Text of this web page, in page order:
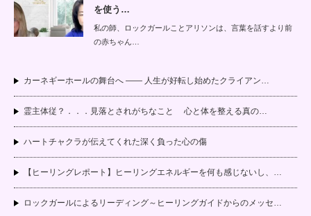
を使う…
私の師、ロックガールことアリソンは、言葉を話すより前
の赤ちゃん…
カーネギーホールの舞台へ —— 人生が好転し始めたクライアン…
霊主体従？．．．見落とされがちなこと 心と体を整える真の…
ハートチャクラが伝えてくれた深く負った心の傷
【ヒーリングレポート】ヒーリングエネルギーを何も感じないし、…
ロックガールによるリーディング～ヒーリングガイドからのメッセ…